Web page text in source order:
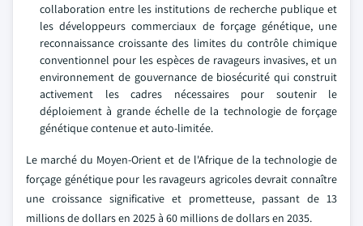
collaboration entre les institutions de recherche publique et
les développeurs commerciaux de forçage génétique, une
reconnaissance croissante des limites du contrôle chimique
conventionnel pour les espèces de ravageurs invasives, et un
environnement de gouvernance de biosécurité qui construit
activement les cadres nécessaires pour soutenir le
déploiement à grande échelle de la technologie de forçage
génétique contenue et auto-limitée.
Le marché du Moyen-Orient et de l'Afrique de la technologie de
forçage génétique pour les ravageurs agricoles devrait connaître
une croissance significative et prometteuse, passant de 13
millions de dollars en 2025 à 60 millions de dollars en 2035.